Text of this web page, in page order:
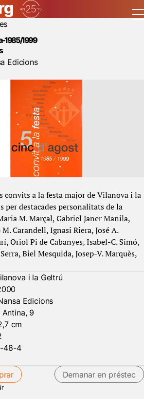
-1985/1999
Edicions
convits a la festa major de Vilanova i la
per destacades personalitats de la
M. Marçal, Gabriel Janer Manila,
M. Carandell, Ignasi Riera, José A.
Oriol Pi de Cabanyes, Isabel-C. Simó,
Biel Mesquida, Josep-V. Marquès,
i la Geltrú
Edicions
9
cm
48-4
Demanar en préstec